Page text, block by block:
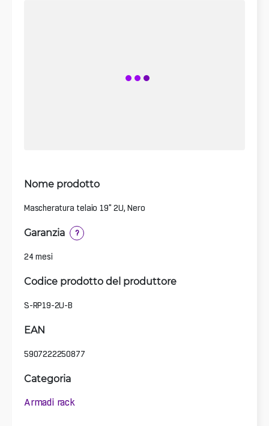
Nome prodotto
Mascheratura telaio 19" 2U, Nero
Garanzia ?
24 mesi
Codice prodotto del produttore
S-RP19-2U-B
EAN
5907222250877
Categoria
Armadi rack